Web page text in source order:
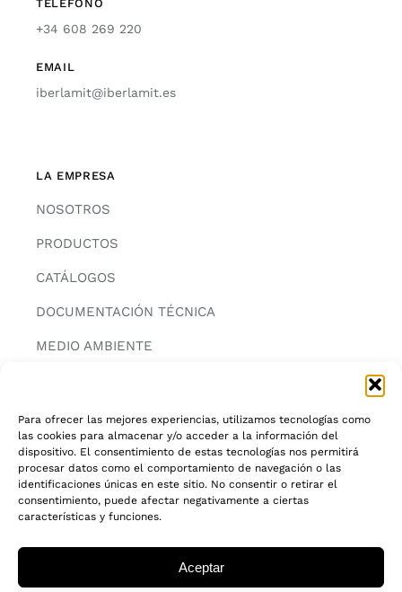
Para ofrecer las mejores experiencias, utilizamos tecnologías como
las cookies para almacenar y/o acceder a la información del
dispositivo. El consentimiento de estas tecnologías nos permitirá
procesar datos como el comportamiento de navegación o las
identificaciones únicas en este sitio. No consentir o retirar el
consentimiento, puede afectar negativamente a ciertas
características y funciones.
Aceptar
TELÉFONO
+34 608 269 220
EMAIL
iberlamit@iberlamit.es
LA EMPRESA
NOSOTROS
PRODUCTOS
CATÁLOGOS
DOCUMENTACIÓN TÉCNICA
MEDIO AMBIENTE
INFORMACIÓN
AVISO LEGAL
POLITICA DE PRIVACIDAD
CADENA DE CUSTODIA FSC®